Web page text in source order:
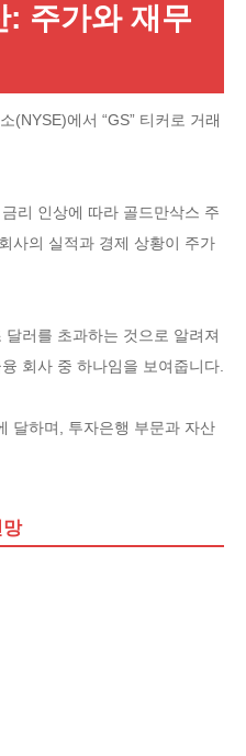
: 주가와 재무
(NYSE)에서 “GS” 티커로 거래
리 인상에 따라 골드만삭스 주
사의 실적과 경제 상황이 주가
러를 초과하는 것으로 알려져
회사 중 하나임을 보여줍니다.
달하며, 투자은행 부문과 자산